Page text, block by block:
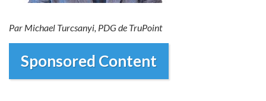
Par Michael Turcsanyi, PDG de TruPoint
Sponsored Content